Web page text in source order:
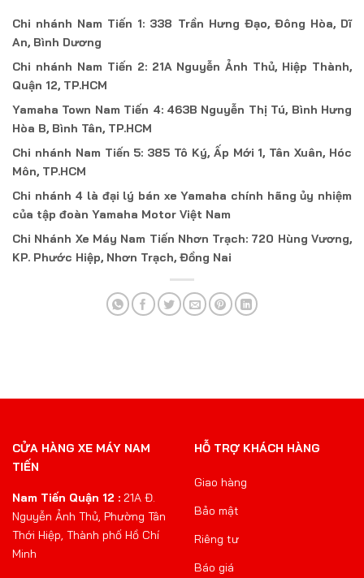
Chi nhánh Nam Tiến 1: 338 Trần Hưng Đạo, Đông Hòa, Dĩ
An, Bình Dương
Chi nhánh Nam Tiến 2: 21A Nguyễn Ảnh Thủ, Hiệp Thành,
Quận 12, TP.HCM
Yamaha Town Nam Tiến 4: 463B Nguyễn Thị Tú, Bình Hưng
Hòa B, Bình Tân, TP.HCM
Chi nhánh Nam Tiến 5: 385 Tô Ký, Ấp Mới 1, Tân Xuân, Hóc
Môn, TP.HCM
Chi nhánh 4 là đại lý bán xe Yamaha chính hãng ủy nhiệm
của tập đoàn Yamaha Motor Việt Nam
Chi Nhánh Xe Máy Nam Tiến Nhơn Trạch: 720 Hùng Vương,
KP. Phước Hiệp, Nhơn Trạch, Đồng Nai
CỬA HÀNG XE MÁY NAM
TIẾN
Nam Tiến Quận 12 : 21A Đ.
Nguyễn Ảnh Thủ, Phường Tân
Thới Hiệp, Thành phố Hồ Chí
Minh
HỖ TRỢ KHÁCH HÀNG
Giao hàng
Bảo mật
Riêng tư
Báo giá